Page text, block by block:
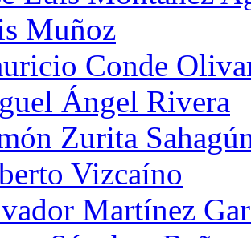
Muñoz
Conde
Ángel Rivera
Zurita
Vizcaíno
Martínez